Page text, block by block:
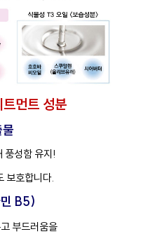
먼트 성분
풍성함 유지!
보호합니다.
B5)
부드러움을